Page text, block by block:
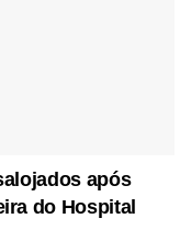
após
do Hospital